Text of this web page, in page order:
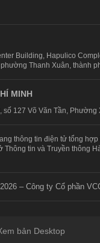
Building, Hapulico
Thanh Xuân, thành
MINH
số 127 Võ Văn Tần, Phường
thông tin điện tử tổng hợp
Thông tin và Truyền thông
– Công ty Cổ phần
bản Desktop